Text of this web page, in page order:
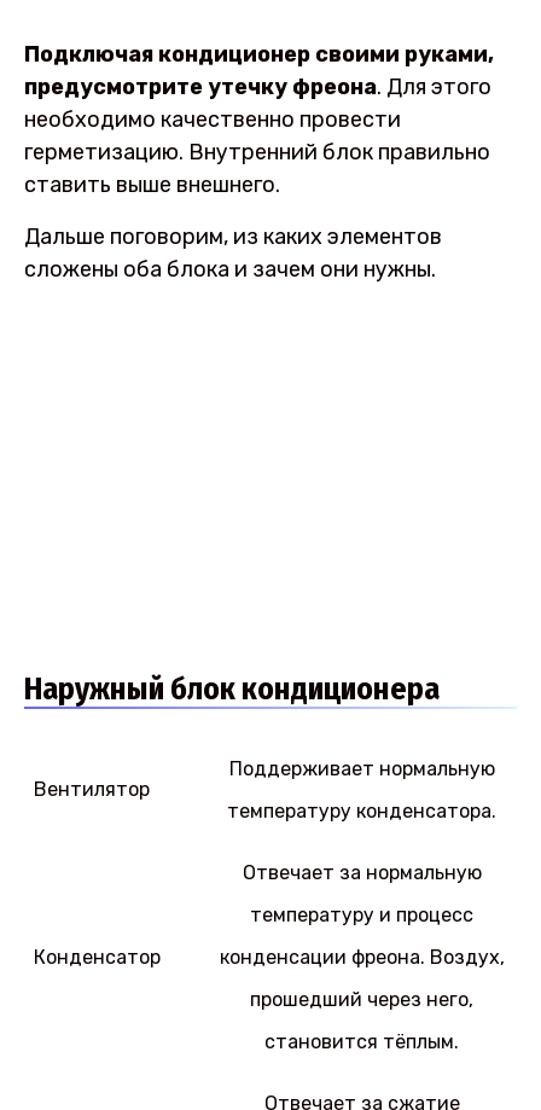
Подключая кондиционер своими руками,
предусмотрите утечку фреона. Для этого
необходимо качественно провести
герметизацию. Внутренний блок правильно
ставить выше внешнего.
Дальше поговорим, из каких элементов
сложены оба блока и зачем они нужны.
Наружный блок кондиционера
Вентилятор
Поддерживает нормальную
температуру конденсатора.
Конденсатор
Отвечает за нормальную
температуру и процесс
конденсации фреона. Воздух,
прошедший через него,
становится тёплым.
Отвечает за сжатие